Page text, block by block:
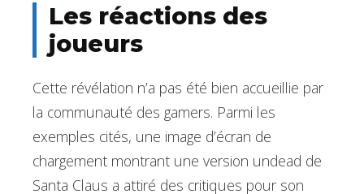
Les réactions des
joueurs
Cette révélation n’a pas été bien accueillie par
la communauté des gamers. Parmi les
exemples cités, une image d’écran de
chargement montrant une version undead de
Santa Claus a attiré des critiques pour son